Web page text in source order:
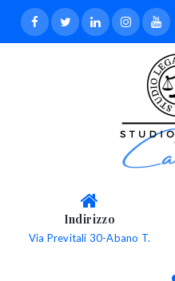
Indirizzo
Via Previtali 30-Abano T.